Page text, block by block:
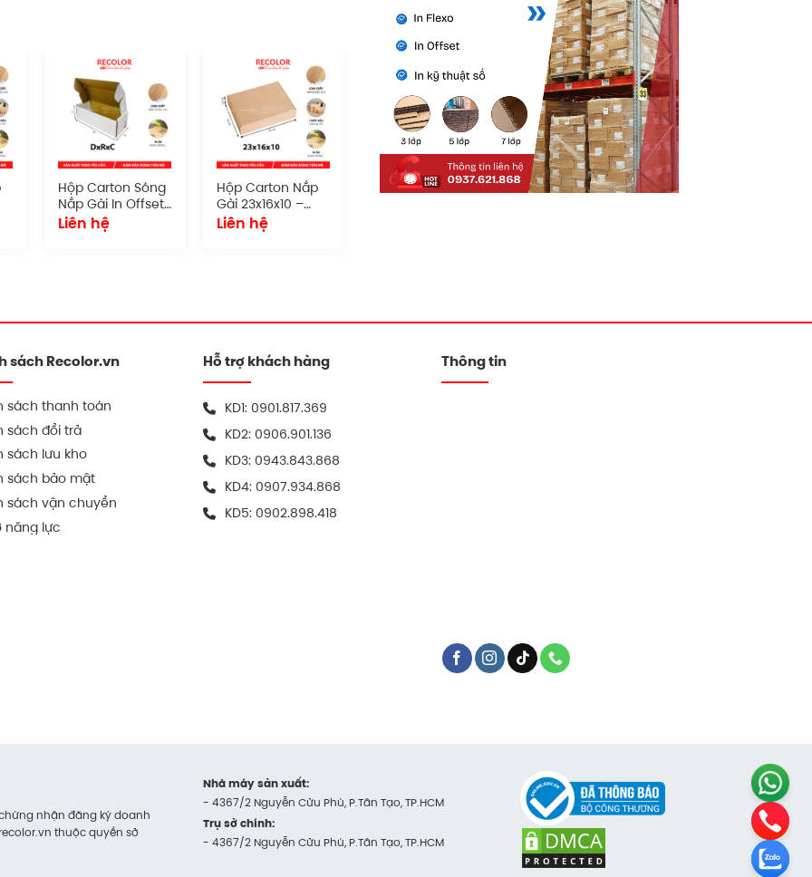
quản thẩm mỹ.
được ưa chuộng.
nắp gài có khớp gấp chặt, không cần băng
chính xác giúp gấp lắp nhanh chóng, giữ
thuật in, đảm bảo khả năng thể hiện hình
từ loại giấy carton sóng chất lượng cao.
sản phẩm, tránh xô lệch hoặc va đập
nhu cầu đóng gói hàng nhẹ, kích thước nhỏ
Hộp Carton Sóng
Nắp Gài In Offset
– HCP022
Liên hệ
Hộp Carton Nắp
Gài 23x16x10 –
HC012
Liên hệ
sách Recolor.vn
sách thanh toán
sách đổi trả
sách lưu kho
sách bảo mật
sách vận chuyển
năng lực
Hỗ trợ khách hàng
KD1: 0901.817.369
KD2: 0906.901.136
KD3: 0943.843.868
KD4: 0907.934.868
KD5: 0902.898.418
Thông tin
nhận đăng ký doanh
thuộc quyền sở
Nhà máy sản xuất:
- 4367/2 Nguyễn Cửu Phú, P.Tân Tạo, TP.HCM
Trụ sở chính:
- 4367/2 Nguyễn Cửu Phú, P.Tân Tạo, TP.HCM